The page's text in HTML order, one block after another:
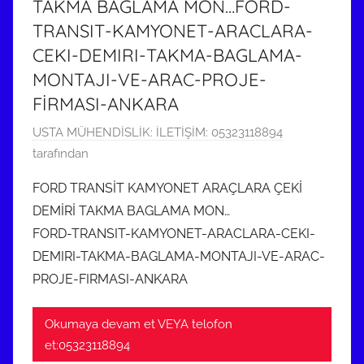
l
m
i
TAKMA BAGLAMA MON…FORD-
TRANSIT-KAMYONET-ARACLARA-
CEKI-DEMIRI-TAKMA-BAGLAMA-
MONTAJI-VE-ARAC-PROJE-
FİRMASI-ANKARA
2
1
i
s
a
n
2
USTA MÜHENDİSLİK: İLETİŞİM: 05323118894
tarafından
FORD TRANSİT KAMYONET ARAÇLARA ÇEKİ
DEMİRİ TAKMA BAGLAMA MON…
FORD-TRANSIT-KAMYONET-ARACLARA-CEKI-
DEMIRI-TAKMA-BAGLAMA-MONTAJI-VE-ARAC-
PROJE-FIRMASI-ANKARA
Okumaya devam et VEYA telofon
et:05323118894